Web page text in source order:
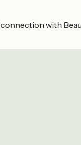
with